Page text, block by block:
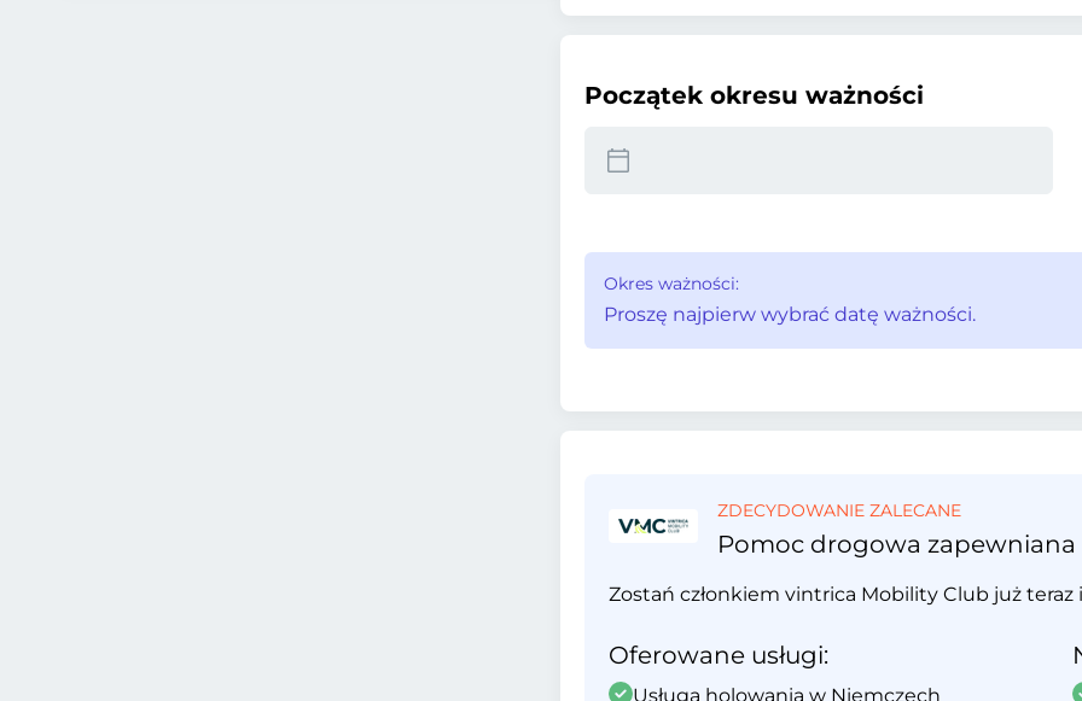
Początek okresu ważności
Okres ważności:
Proszę najpierw wybrać datę ważności.
ZDECYDOWANIE ZALECANE
Pomoc drogowa
Zostań członkiem vintrica Mobility Club już teraz
Oferowane usługi:
Usługa holowania w Niemczech